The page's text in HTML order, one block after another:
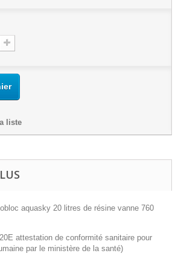
liste
aquasky 20 litres de résine vanne 760
attestation de conformité sanitaire pour
par le ministère de la santé)